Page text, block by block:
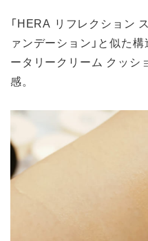
「HERA リフレクション
ァンデーション」と似た
ータリークリーム クッシ
感。